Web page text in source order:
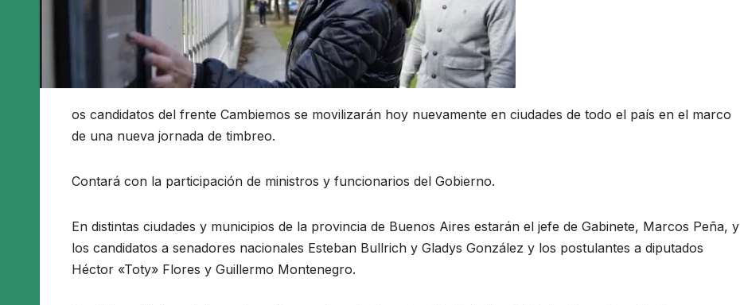
os candidatos del frente Cambiemos se movilizarán hoy nuevamente en ciudades de todo el país en el marco
de una nueva jornada de timbreo.
Contará con la participación de ministros y funcionarios del Gobierno.
En distintas ciudades y municipios de la provincia de Buenos Aires estarán el jefe de Gabinete, Marcos Peña, y
los candidatos a senadores nacionales Esteban Bullrich y Gladys González y los postulantes a diputados
Héctor «Toty» Flores y Guillermo Montenegro.